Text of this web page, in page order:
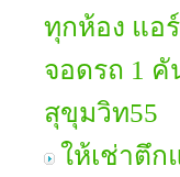
ทุกห้อง แอ
จอดรถ 1 คั
สุขุมวิท55
ให้เช่าตึก